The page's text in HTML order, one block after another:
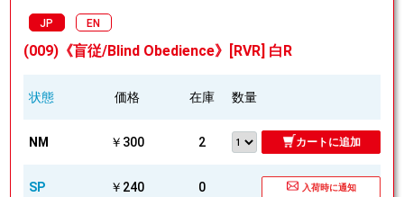
JP EN
(009)《盲従/Blind Obedience》[RVR] 白R
状態 価格 在庫 数量
NM ￥300 2 カートに追加
SP ￥240 0 入荷時に通知